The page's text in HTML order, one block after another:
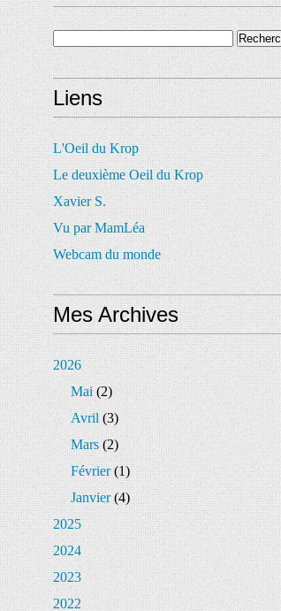
Liens
L'Oeil du Krop
Le deuxième Oeil du Krop
Xavier S.
Vu par MamLéa
Webcam du monde
Mes Archives
2026
Mai(2)
Avril(3)
Mars(2)
Février(1)
Janvier(4)
2025
2024
2023
2022